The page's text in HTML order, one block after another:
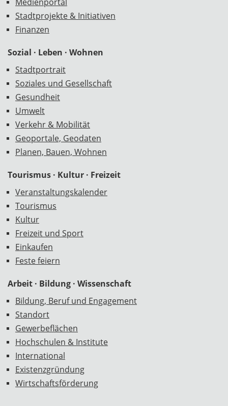
Stadtprojekte & Initiativen
Finanzen
Sozial · Leben · Wohnen
Stadtportrait
Soziales und Gesellschaft
Gesundheit
Umwelt
Verkehr & Mobilität
Geoportale, Geodaten
Planen, Bauen, Wohnen
Tourismus · Kultur · Freizeit
Veranstaltungskalender
Tourismus
Kultur
Freizeit und Sport
Einkaufen
Feste feiern
Arbeit · Bildung · Wissenschaft
Bildung, Beruf und Engagement
Standort
Gewerbeflächen
Hochschulen & Institute
International
Existenzgründung
Wirtschaftsförderung